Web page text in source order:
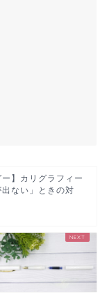
ー】カリグラフィー
ない」ときの対